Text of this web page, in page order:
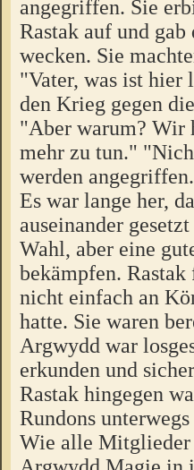
angegriffen. Sie
Rastak auf und
wecken. Sie
"Vater, was ist
den Krieg gegen
"Aber warum? Wir
mehr zu tun."
werden
Es war lange her,
auseinander
Wahl, aber eine
bekämpfen.
nicht einfach an
hatte. Sie waren
Argwydd war
erkunden und
Rastak hingegen
Rundons
Wie alle Mitglieder